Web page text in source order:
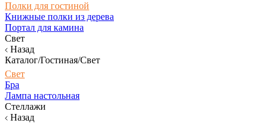
Полки для гостиной
Книжные полки из дерева
Портал для камина
Свет
Назад
Каталог/Гостиная/Свет
Свет
Бра
Лампа настольная
Стеллажи
Назад